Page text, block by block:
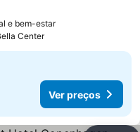
e bem-estar
Center
Ver preços